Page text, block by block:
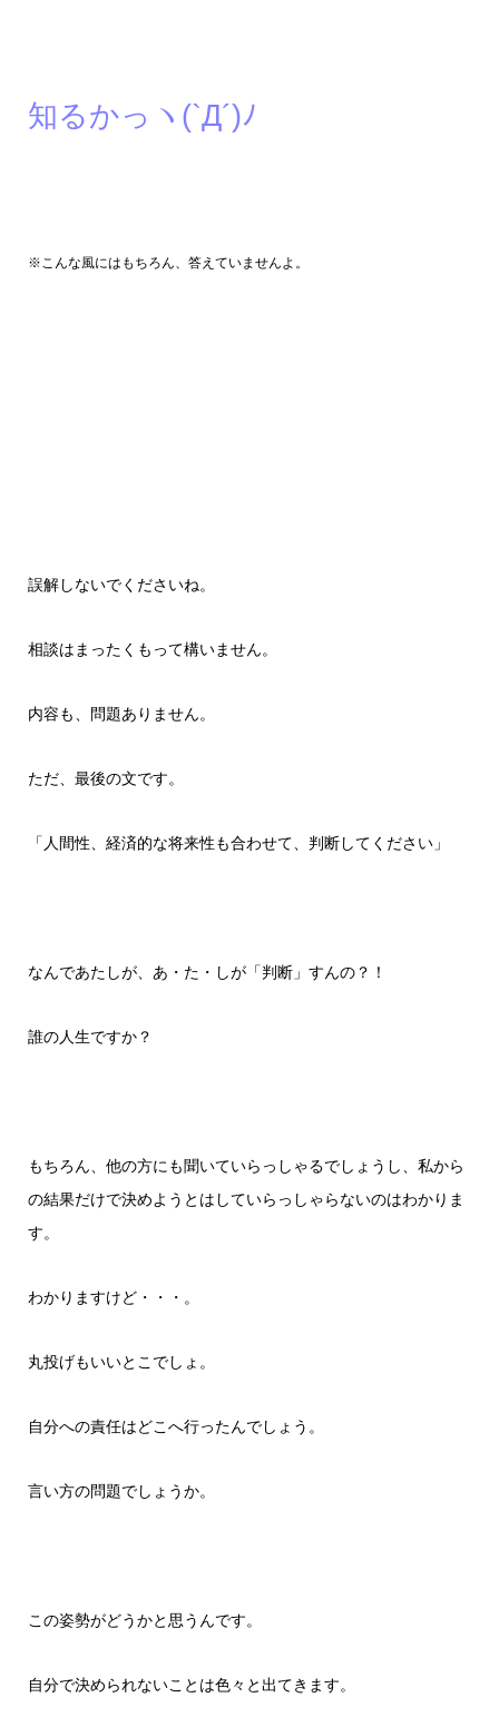
知るかっヽ(`Д´)ﾉ
※こんな風にはもちろん、答えていませんよ。
誤解しないでくださいね。
相談はまったくもって構いません。
内容も、問題ありません。
ただ、最後の文です。
「人間性、経済的な将来性も合わせて、判断してください」
なんであたしが、あ・た・しが「判断」すんの？！
誰の人生ですか？
もちろん、他の方にも聞いていらっしゃるでしょうし、私から
の結果だけで決めようとはしていらっしゃらないのはわかりま
す。
わかりますけど・・・。
丸投げもいいとこでしょ。
自分への責任はどこへ行ったんでしょう。
言い方の問題でしょうか。
この姿勢がどうかと思うんです。
自分で決められないことは色々と出てきます。